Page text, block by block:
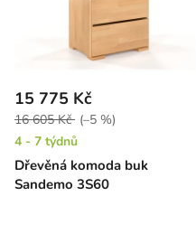
Dřevěná komoda buk
Sandemo 3S60
15 775 Kč
16 605 Kč (–5 %)
4 - 7 týdnů